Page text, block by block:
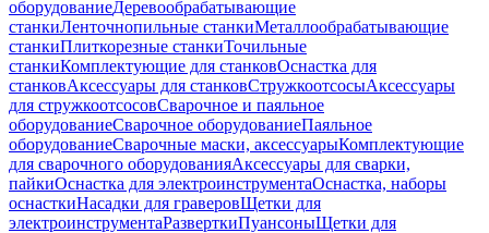
оборудованиеДеревообрабатывающие
станкиЛенточнопильные станкиМеталлообрабатывающие
станкиПлиткорезные станкиТочильные
станкиКомплектующие для станковОснастка для
станковАксессуары для станковСтружкоотсосыАксессуары
для стружкоотсосовСварочное и паяльное
оборудованиеСварочное оборудованиеПаяльное
оборудованиеСварочные маски, аксессуарыКомплектующие
для сварочного оборудованияАксессуары для сварки,
пайкиОснастка для электроинструментаОснастка, наборы
оснасткиНасадки для граверовЩетки для
электроинструментаРазверткиПуансоныЩетки для